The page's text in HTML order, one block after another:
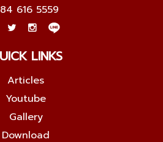
616 5559
LINKS
Articles
Youtube
Gallery
Download